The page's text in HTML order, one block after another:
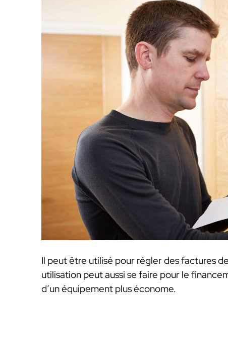
Il peut être utilisé pour régler des factures
utilisation peut aussi se faire pour le
d’un équipement plus économe.